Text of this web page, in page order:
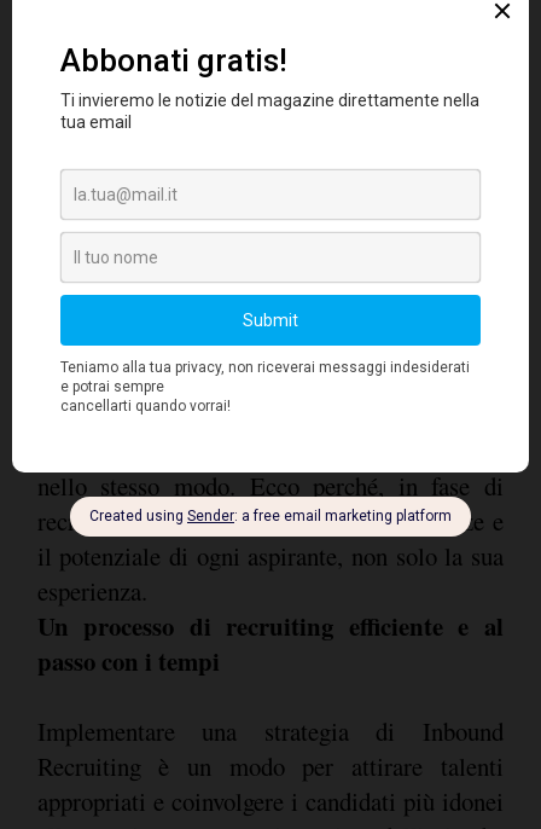
Prima, però, occorre capire quali
caratteristiche e competenze dovrebbe avere
questo candidato ideale, ovvero immaginare
una ?candidate persona'.Stilare l'ipotetico
profilo del candidato perfetto per ciascun
processo di recruiting è una tecnica
estremamente efficace.Durante questo
esercizio, dobbiamo ricordare sempre che la
diversificazione è il motore dell'innovazione.
Se si assumono dei cloni (errore piuttosto
comune), ci si ritroverà con team di lavoro
nello stesso modo. Ecco perché, in fase di
recruiting, è bene considerare le competenze e
il potenziale di ogni aspirante, non solo la sua
esperienza.
Un processo di recruiting efficiente e al
passo con i tempi
Implementare una strategia di Inbound
Recruiting è un modo per attirare talenti
appropriati e coinvolgere i candidati più idonei